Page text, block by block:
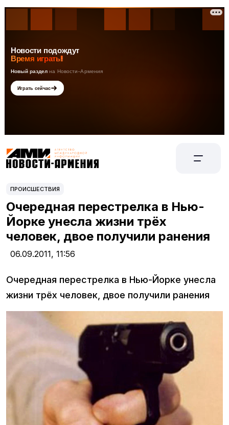
ПРОИСШЕСТВИЯ
Очередная перестрелка в Нью-
Йорке унесла жизни трёх
человек, двое получили ранения
06.09.2011, 11:56
Очередная перестрелка в Нью-Йорке унесла
жизни трёх человек, двое получили ранения